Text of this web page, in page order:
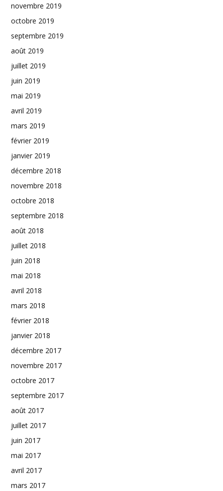
novembre 2019
octobre 2019
septembre 2019
août 2019
juillet 2019
juin 2019
mai 2019
avril 2019
mars 2019
février 2019
janvier 2019
décembre 2018
novembre 2018
octobre 2018
septembre 2018
août 2018
juillet 2018
juin 2018
mai 2018
avril 2018
mars 2018
février 2018
janvier 2018
décembre 2017
novembre 2017
octobre 2017
septembre 2017
août 2017
juillet 2017
juin 2017
mai 2017
avril 2017
mars 2017